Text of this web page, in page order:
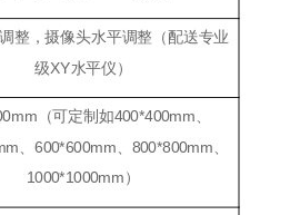
整，摄像头水平调整（配送专业
级XY水平仪）
（可定制如400*400mm、
、600*600mm、800*800mm、
1000*1000mm）